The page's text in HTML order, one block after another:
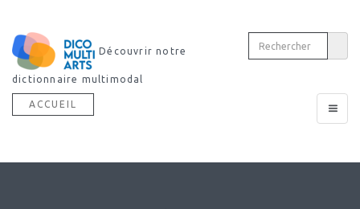
Découvrir notre
dictionnaire multimodal
Toggle
ACCUEIL